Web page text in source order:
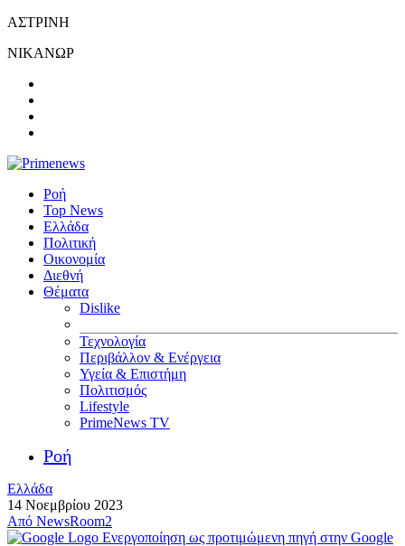
ΑΣΤΡΙΝΗ
ΝΙΚΑΝΩΡ
Ροή
Top News
Ελλάδα
Πολιτική
Οικονομία
Διεθνή
Θέματα
Dislike
Τεχνολογία
Περιβάλλον & Ενέργεια
Υγεία & Επιστήμη
Πολιτισμός
Lifestyle
PrimeNews TV
Ροή
Ελλάδα
14 Νοεμβρίου 2023
Από NewsRoom2
Ενεργοποίηση ως προτιμώμενη πηγή στην Google